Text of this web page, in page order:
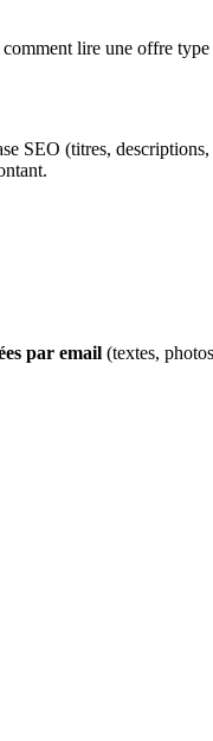
lire une offre
SEO (titres,
par email (textes,